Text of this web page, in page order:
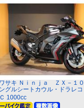
サキ Ｎｉｎｊａ ＺＸ－
グルシートカウル・ドラレ
1000cc